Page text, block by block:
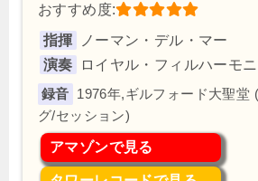
おすすめ度:
指揮
ノーマン・デル・マー
演奏
ロイヤル・フィルハーモ
1976年,ギルフォード大聖堂
グ/セッション)
アマゾンで見る